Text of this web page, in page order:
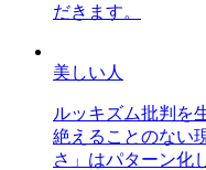
だきます。
美しい人
ルッキズム批判を
絶えることのない
さ」はパターン化